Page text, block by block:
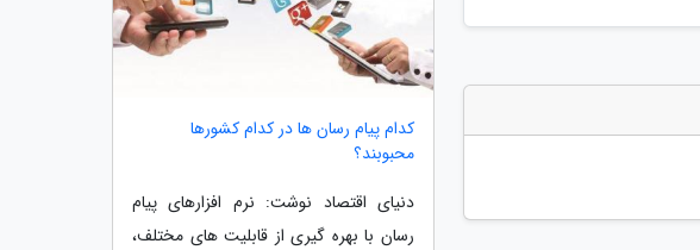
کدام پیام رسان ها در کدام کشورها
محبوبند؟
دنیای اقتصاد نوشت: نرم افزارهای پیام
رسان با بهره گیری از قابلیت های مختلف،